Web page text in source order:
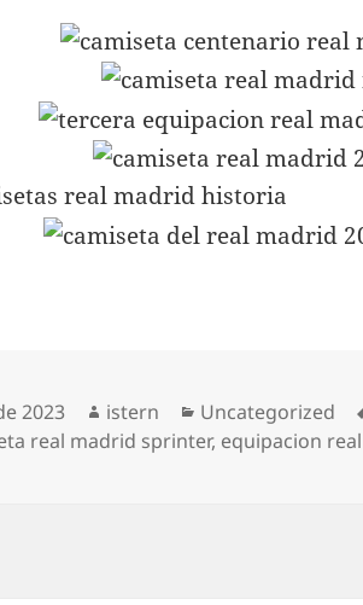
2023 Autor
istern Categorías
Uncategorized
real madrid sprinter, equipacion